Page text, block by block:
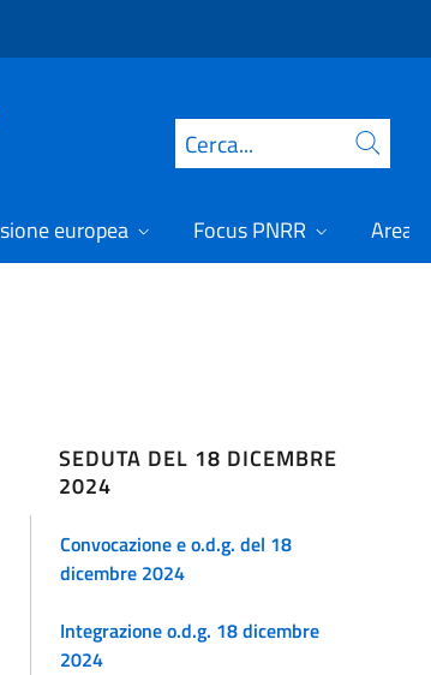
Cerca
europea Focus PNRR Area
SEDUTA DEL 18 DICEMBRE
2024
Convocazione e o.d.g. del 18
dicembre 2024
Integrazione o.d.g. 18 dicembre
2024